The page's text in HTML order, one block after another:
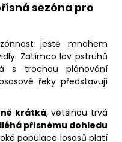
sezóna pro
ještě mnohem
Zatímco lov pstruhů
s trochou plánování
řeky představují
krátká, většinou trvá
přísnému dohledu
populace lososů platí